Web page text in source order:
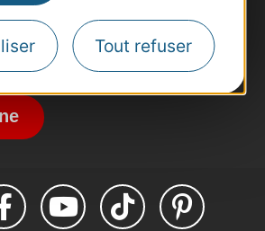
Tout refuser
la lettre d'information
pour recevoir des
de visites et de sorties.